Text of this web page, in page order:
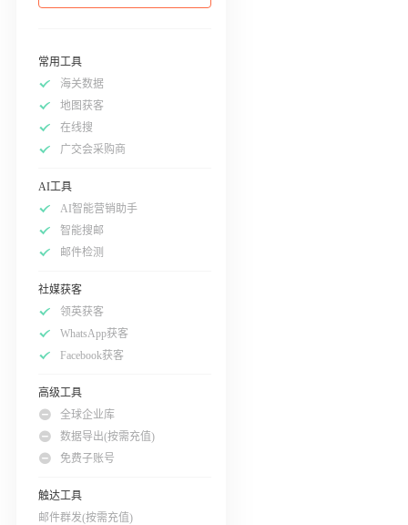
常用工具
海关数据
地图获客
在线搜
广交会采购商
AI工具
AI智能营销助手
智能搜邮
邮件检测
社媒获客
领英获客
WhatsApp获客
Facebook获客
高级工具
全球企业库
数据导出(按需充值)
免费子账号
触达工具
邮件群发(按需充值)